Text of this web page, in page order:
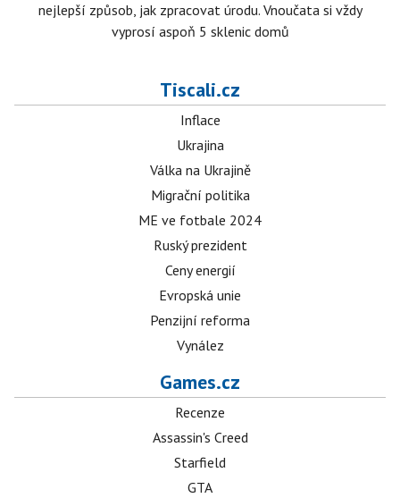
nejlepší způsob, jak zpracovat úrodu. Vnoučata si vždy
vyprosí aspoň 5 sklenic domů
Tiscali.cz
Inflace
Ukrajina
Válka na Ukrajině
Migrační politika
ME ve fotbale 2024
Ruský prezident
Ceny energií
Evropská unie
Penzijní reforma
Vynález
Games.cz
Recenze
Assassin's Creed
Starfield
GTA